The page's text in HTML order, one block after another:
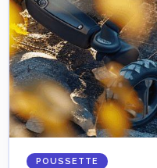
POUSSETTE